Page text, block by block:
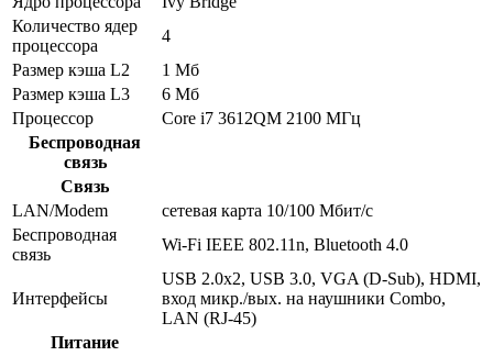
Количество ядер
процессора
4
Размер кэша L2
1 Мб
Размер кэша L3
6 Мб
Процессор
Core i7 3612QM 2100 МГц
Беспроводная
связь
Связь
LAN/Modem
сетевая карта 10/100 Мбит/c
Беспроводная
связь
Wi-Fi IEEE 802.11n, Bluetooth 4.0
Интерфейсы
USB 2.0x2, USB 3.0, VGA (D-Sub), HDMI,
вход микр./вых. на наушники Combo,
LAN (RJ-45)
Питание